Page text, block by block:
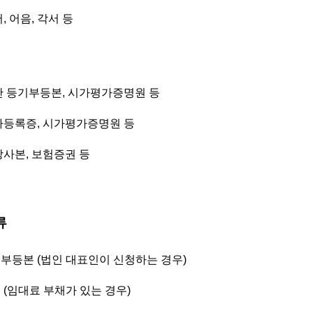
어음, 각서 등
등기부등본, 시가평가증명원 등
록증, 시가평가증명원 등
본, 보험증권 등
등본 (법인 대표인이 신청하는 경우)
임대료 부채가 있는 경우)